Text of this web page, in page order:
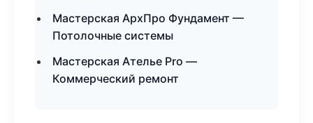
Мастерская АрхПро Фундамент —
Потолочные системы
Мастерская Ателье Pro —
Коммерческий ремонт